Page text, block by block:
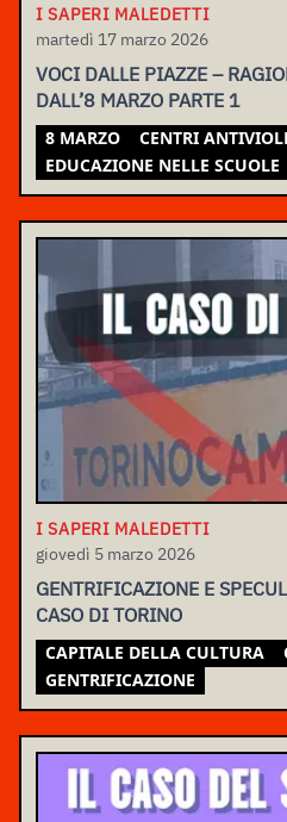
I SAPERI MALEDETTI
martedì 17 marzo 2026
VOCI DALLE PIAZZE –
DALL’8 MARZO PARTE 1
8 MARZO
CENTRI
EDUCAZIONE NELLE SCUOLE
I SAPERI MALEDETTI
giovedì 5 marzo 2026
GENTRIFICAZIONE E
CASO DI TORINO
CAPITALE DELLA CULTURA
GENTRIFICAZIONE